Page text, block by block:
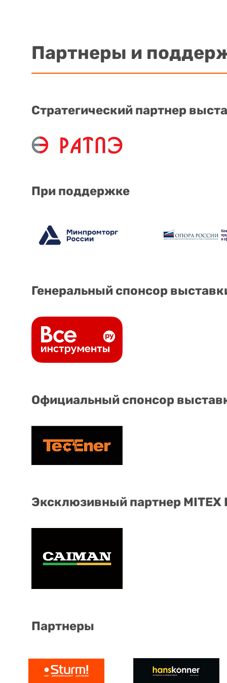
Партнеры и
Стратегический партнер
При поддержке
Генеральный спонсор
Официальный спонсор
Эксклюзивный партнер
Партнеры